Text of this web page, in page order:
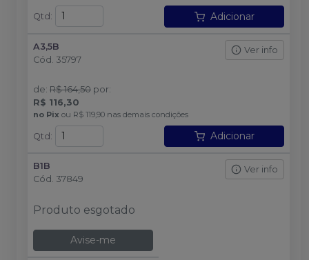
Qtd : Adicionar
A3,5B
Cód. 35797
Ver info
de: R$ 164,50 por:
R$ 116,30
no Pix ou R$ 119,90 nas demais condições
Qtd: Adicionar
B1B
Cód. 37849
Ver info
Produto esgotado
Avise-me